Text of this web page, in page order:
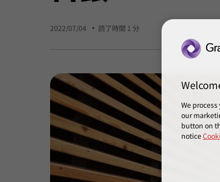
2022/07/04 読了時間 1 分
We
our
button on
notice